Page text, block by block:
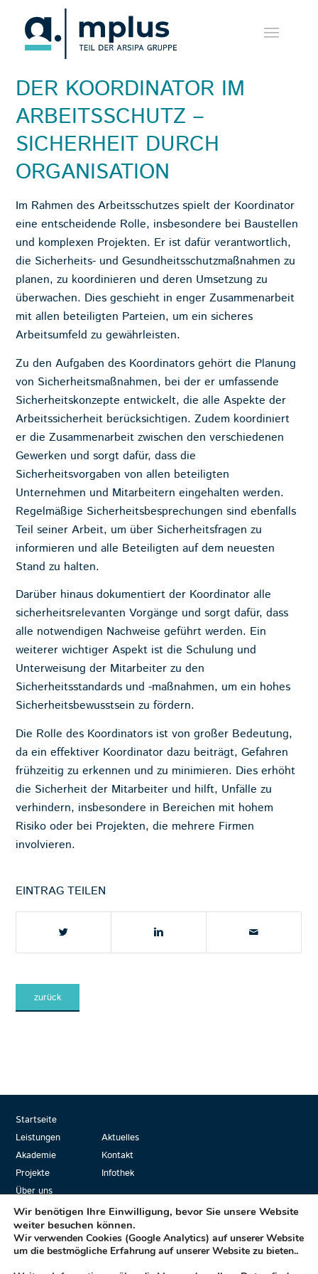
DER KOORDINATOR IM
ARBEITSSCHUTZ –
SICHERHEIT DURCH
ORGANISATION
Im Rahmen des Arbeitsschutzes spielt der Koordinator
eine entscheidende Rolle, insbesondere bei Baustellen
und komplexen Projekten. Er ist dafür verantwortlich,
die Sicherheits- und Gesundheitsschutzmaßnahmen zu
planen, zu koordinieren und deren Umsetzung zu
überwachen. Dies geschieht in enger Zusammenarbeit
mit allen beteiligten Parteien, um ein sicheres
Arbeitsumfeld zu gewährleisten.
Zu den Aufgaben des Koordinators gehört die Planung
von Sicherheitsmaßnahmen, bei der er umfassende
Sicherheitskonzepte entwickelt, die alle Aspekte der
Arbeitssicherheit berücksichtigen. Zudem koordiniert
er die Zusammenarbeit zwischen den verschiedenen
Gewerken und sorgt dafür, dass die
Sicherheitsvorgaben von allen beteiligten
Unternehmen und Mitarbeitern eingehalten werden.
Regelmäßige Sicherheitsbesprechungen sind ebenfalls
Teil seiner Arbeit, um über Sicherheitsfragen zu
informieren und alle Beteiligten auf dem neuesten
Stand zu halten.
Darüber hinaus dokumentiert der Koordinator alle
sicherheitsrelevanten Vorgänge und sorgt dafür, dass
alle notwendigen Nachweise geführt werden. Ein
weiterer wichtiger Aspekt ist die Schulung und
Unterweisung der Mitarbeiter zu den
Sicherheitsstandards und -maßnahmen, um ein hohes
Sicherheitsbewusstsein zu fördern.
Die Rolle des Koordinators ist von großer Bedeutung,
da ein effektiver Koordinator dazu beiträgt, Gefahren
frühzeitig zu erkennen und zu minimieren. Dies erhöht
die Sicherheit der Mitarbeiter und hilft, Unfälle zu
verhindern, insbesondere in Bereichen mit hohem
Risiko oder bei Projekten, die mehrere Firmen
involvieren.
EINTRAG TEILEN
zurück
Startseite
Leistungen
Akademie
Projekte
Über uns
Aktuelles
Kontakt
Infothek
Mplus… die Formel für Ihren Erfolg!
Wir benötigen Ihre Einwilligung, bevor Sie unsere Website
weiter besuchen können.
Wir verwenden Cookies (Google Analytics) auf unserer Website
um die bestmögliche Erfahrung auf unserer Website zu bieten..